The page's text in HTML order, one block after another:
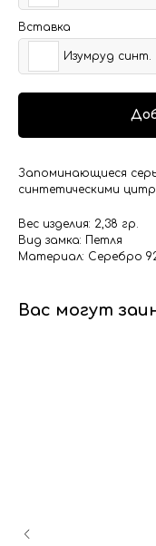
Вставка
Изумруд синт.
Запоминающиеся
синтетическими
Вес изделия: 2,38 гр.
Вид замка: Петля
Материал: Серебро
Вас могут